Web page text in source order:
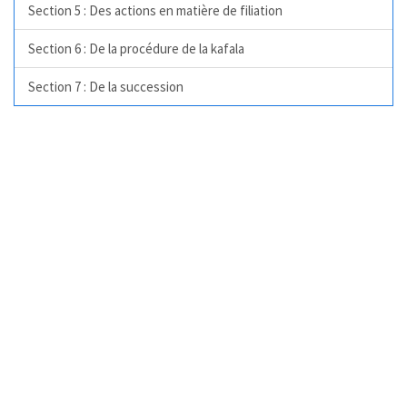
Section 5 : Des actions en matière de filiation
Section 6 : De la procédure de la kafala
Section 7 : De la succession